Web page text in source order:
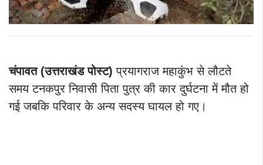
चंपावत (उत्तराखंड पोस्ट)प्रयागराज महाकुंभ से लौटते
समय टनकपुर निवासी पिता पुत्र की कार दुर्घटना में मौत हो
गई जबकि परिवार के अन्य सदस्य घायल हो गए।